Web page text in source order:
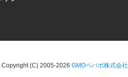
Copyright (C) 2005-2026 GMOペパボ株式会社